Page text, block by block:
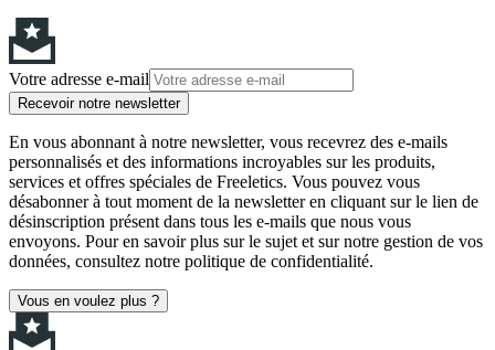
Votre adresse e-mail
Recevoir notre newsletter
En vous abonnant à notre newsletter, vous recevrez des e-mails
personnalisés et des informations incroyables sur les produits,
services et offres spéciales de Freeletics. Vous pouvez vous
désabonner à tout moment de la newsletter en cliquant sur le lien de
désinscription présent dans tous les e-mails que nous vous
envoyons. Pour en savoir plus sur le sujet et sur notre gestion de vos
données, consultez notre politique de confidentialité.
Vous en voulez plus ?